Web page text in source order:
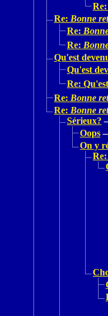
Re:
Re: Bonne
Re:
Re:
Qu'est
Qu'est
Re:
Re: Bonne
Re: Bonne
Sérieux?
Oops
On y